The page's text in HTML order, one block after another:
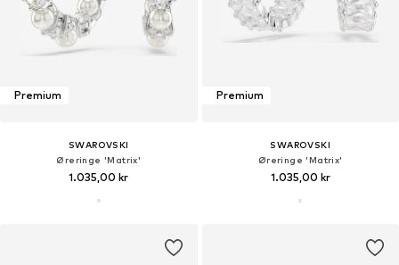
Premium
SWAROVSKI
Øreringe 'Matrix'
1.035,00 kr
Premium
SWAROVSKI
Øreringe 'Matrix'
1.035,00 kr